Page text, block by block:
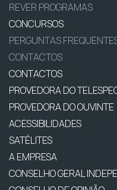
REVER PROGRAMAS
CONCURSOS
PERGUNTAS
CONTACTOS
CONTACTOS
PROVEDORA DO
PROVEDORA DO OUVINTE
ACESSIBILIDADES
SATÉLITES
A EMPRESA
CONSELHO GERAL